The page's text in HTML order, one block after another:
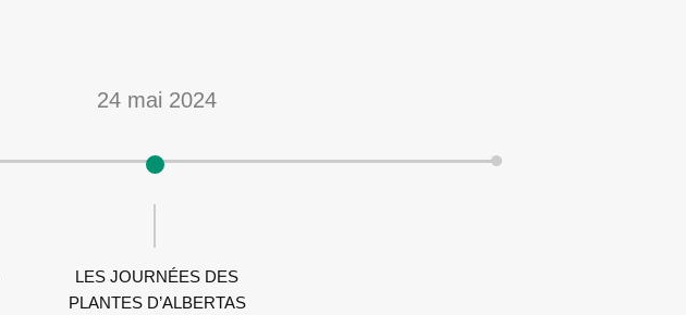
24 mai 2024
LES JOURNÉES DES
PLANTES D’ALBERTAS